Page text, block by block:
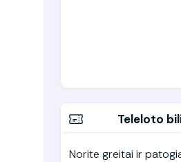
Teleloto
Norite greitai ir